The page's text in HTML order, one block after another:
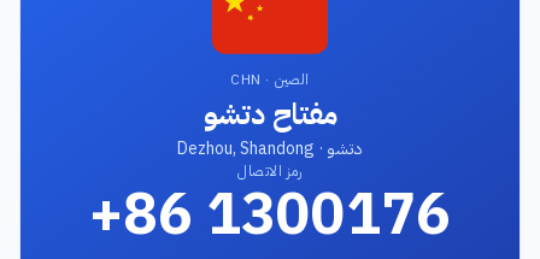
الصين · CHN
مفتاح دتشو
دتشو · Dezhou, Shandong
رمز الاتصال
+86 1300176